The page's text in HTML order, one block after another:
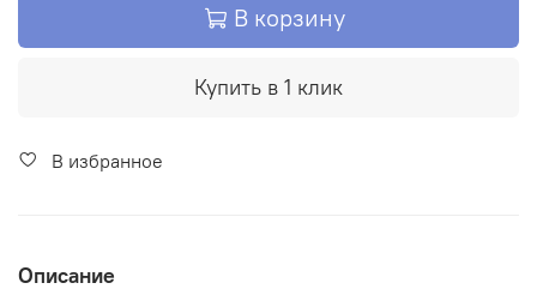
В корзину
Купить в 1 клик
В избранное
Описание